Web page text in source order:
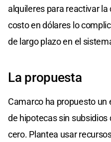
alquileres para reactivar
costo en dólares lo
de largo plazo en el
La propuesta
Camarco ha propuesto
de hipotecas sin
cero. Plantea usar